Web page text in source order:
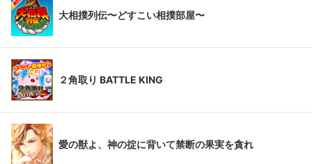
大相撲列伝〜どすこい相撲部屋〜
２角取り BATTLE KING
愛の獣よ、神の掟に背いて禁断の果実を貪れ